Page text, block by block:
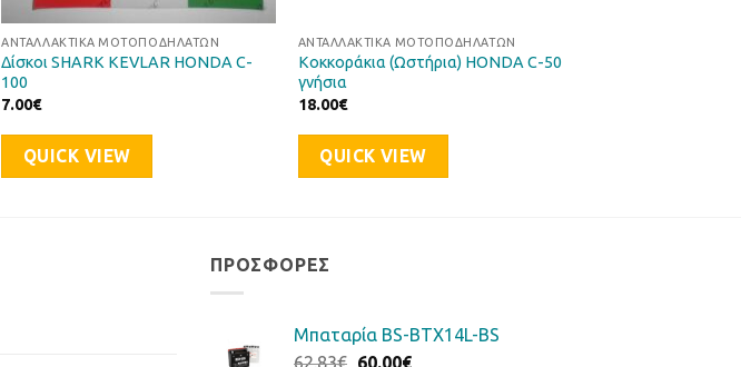
ΑΝΤΑΛΛΑΚΤΙΚΆ ΜΟΤΟΠΟΔΗΛΆΤΩΝ
Δίσκοι SHARK KEVLAR HONDA C-
100
7.00€
QUICK VIEW
ΑΝΤΑΛΛΑΚΤΙΚΆ ΜΟΤΟΠΟΔΗΛΆΤΩΝ
Κοκκοράκια (Ωστήρια) HONDA C-50
γνήσια
18.00€
QUICK VIEW
ΠΡΟΣΦΟΡΈΣ
Μπαταρία BS-BTX14L-BS
62.83€ Original
60.00€Η